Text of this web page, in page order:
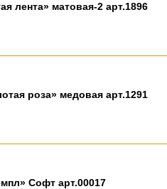
лента» матовая-2 арт.1896
роза» медовая арт.1291
Софт арт.00017